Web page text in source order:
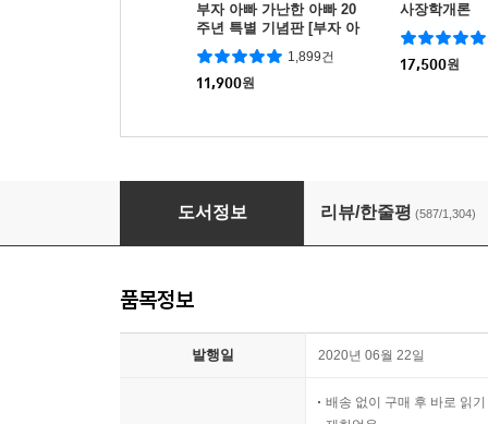
부자 아빠 가난한 아빠 20
주년 특별 기념판 [부자 아
빠 가난한 아빠 1 개정증보
판]
1,899건
11,900원
사장학개론
17,500원
돈의 속성
도서정보 리뷰/한줄평 (587/1,304)
품목정보
발행일 2020년 06월 22일
배송 없이 구매 후 바로 읽기